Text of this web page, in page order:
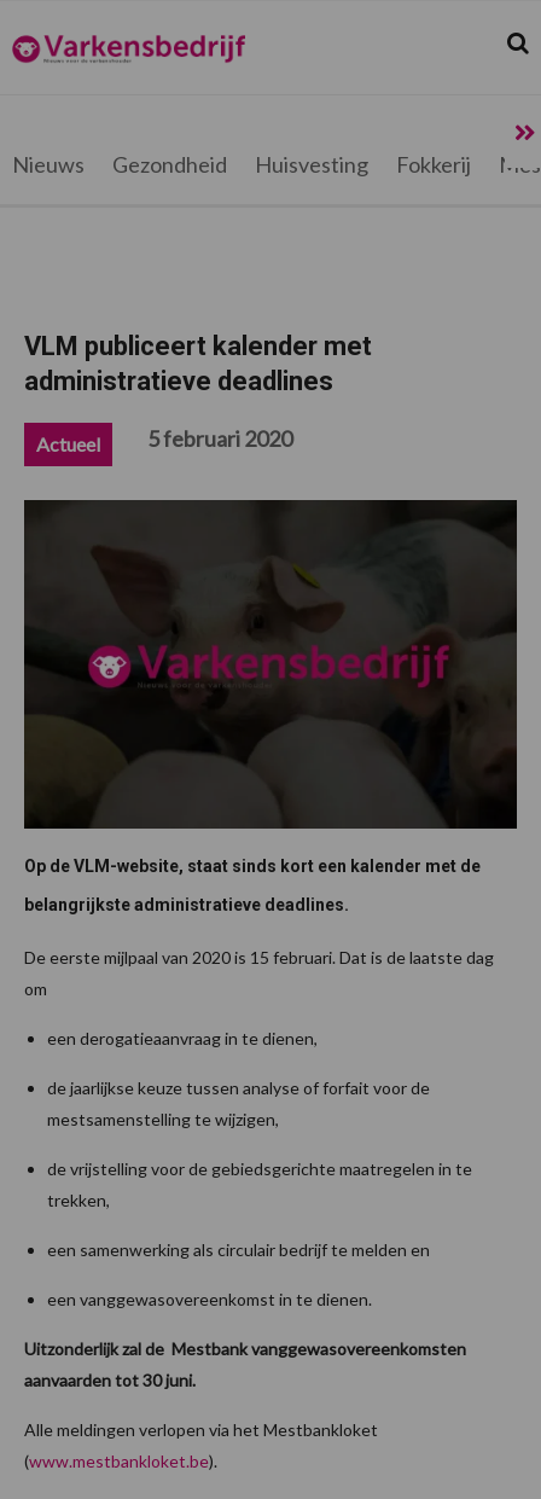
de
hoofdnavigatie
de
hoofd
de
eerste
de
voettekst
Varkensbedrijf.be
Nieuws Gezondheid Huisvesting Fokkerij
VLM publiceert kalender met
administratieve deadlines
Actueel 5 februari 2020
Op de VLM-website, staat sinds kort een kalender met de
belangrijkste administratieve deadlines.
De eerste mijlpaal van 2020 is 15 februari. Dat is de laatste dag
om
een derogatieaanvraag in te dienen,
de jaarlijkse keuze tussen analyse of forfait voor de
mestsamenstelling te wijzigen,
de vrijstelling voor de gebiedsgerichte maatregelen in te
trekken,
een samenwerking als circulair bedrijf te melden en
een vanggewasovereenkomst in te dienen.
Uitzonderlijk zal de Mestbank vanggewasovereenkomsten
aanvaarden tot 30 juni.
Alle meldingen verlopen via het Mestbankloket
(www.mestbankloket.be).